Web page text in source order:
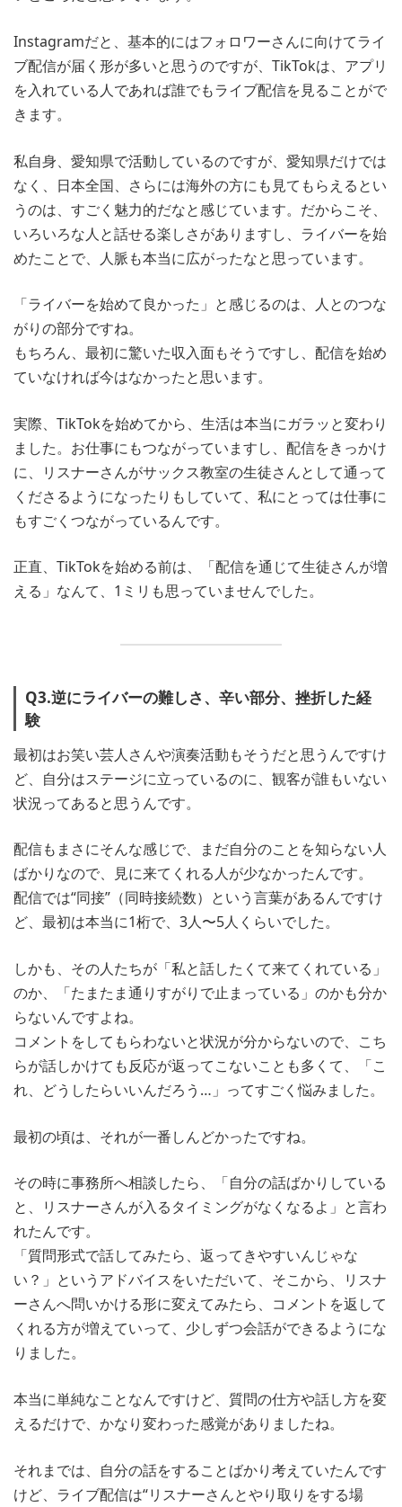
Instagramだと、基本的にはフォロワーさんに向けてライ
ブ配信が届く形が多いと思うのですが、TikTokは、アプリ
を入れている人であれば誰でもライブ配信を見ることがで
きます。
私自身、愛知県で活動しているのですが、愛知県だけでは
なく、日本全国、さらには海外の方にも見てもらえるとい
うのは、すごく魅力的だなと感じています。だからこそ、
いろいろな人と話せる楽しさがありますし、ライバーを始
めたことで、人脈も本当に広がったなと思っています。
「ライバーを始めて良かった」と感じるのは、人とのつな
がりの部分ですね。
もちろん、最初に驚いた収入面もそうですし、配信を始め
ていなければ今はなかったと思います。
実際、TikTokを始めてから、生活は本当にガラッと変わり
ました。お仕事にもつながっていますし、配信をきっかけ
に、リスナーさんがサックス教室の生徒さんとして通って
くださるようになったりもしていて、私にとっては仕事に
もすごくつながっているんです。
正直、TikTokを始める前は、「配信を通じて生徒さんが増
える」なんて、1ミリも思っていませんでした。
Q3.逆にライバーの難しさ、辛い部分、挫折した経
験
最初はお笑い芸人さんや演奏活動もそうだと思うんですけ
ど、自分はステージに立っているのに、観客が誰もいない
状況ってあると思うんです。
配信もまさにそんな感じで、まだ自分のことを知らない人
ばかりなので、見に来てくれる人が少なかったんです。
配信では“同接”（同時接続数）という言葉があるんですけ
ど、最初は本当に1桁で、3人〜5人くらいでした。
しかも、その人たちが「私と話したくて来てくれている」
のか、「たまたま通りすがりで止まっている」のかも分か
らないんですよね。
コメントをしてもらわないと状況が分からないので、こち
らが話しかけても反応が返ってこないことも多くて、「こ
れ、どうしたらいいんだろう…」ってすごく悩みました。
最初の頃は、それが一番しんどかったですね。
その時に事務所へ相談したら、「自分の話ばかりしている
と、リスナーさんが入るタイミングがなくなるよ」と言わ
れたんです。
「質問形式で話してみたら、返ってきやすいんじゃな
い？」というアドバイスをいただいて、そこから、リスナ
ーさんへ問いかける形に変えてみたら、コメントを返して
くれる方が増えていって、少しずつ会話ができるようにな
りました。
本当に単純なことなんですけど、質問の仕方や話し方を変
えるだけで、かなり変わった感覚がありましたね。
それまでは、自分の話をすることばかり考えていたんです
けど、ライブ配信は“リスナーさんとやり取りをする場